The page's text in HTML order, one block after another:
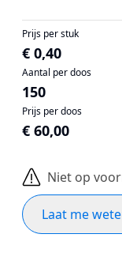
Prijs per stuk
€ 0,40
Aantal per doos
150
Prijs per doos
€ 60,00
Niet op
Laat me